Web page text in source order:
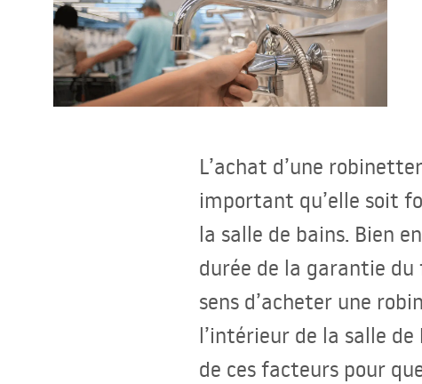
Caniveaux de douche
Cuvettes WC, bidets
Baignoires, pare-baignoires
Robinets de salle de bain
Colonnes de douche
L’achat d’une
important qu’elle soit
la salle de bains. Bien
durée de la garantie
sens d’acheter une
l’intérieur de la salle
de ces facteurs pour